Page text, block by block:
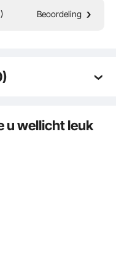
Beoordeling
u wellicht leuk